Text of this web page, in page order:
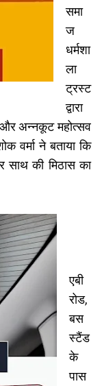
समा
ज
धर्मशा
ला
ट्रस्ट
द्वारा
और अन्नकूट महोत्सव
वर्मा ने बताया कि
साथ की मिठास का
एबी
रोड,
बस
स्टैंड
के
पास